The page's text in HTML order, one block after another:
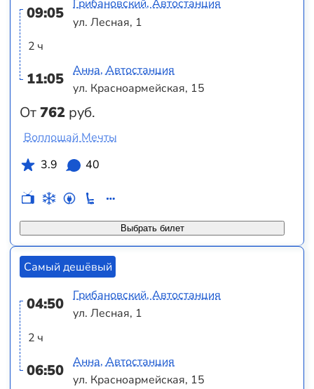
09:05
2 ч
11:05
От762 руб.
Грибановский, Автостанция
ул. Лесная, 1
Анна, Автостанция
ул. Красноармейская, 15
Выбрать билет
Воплощай Мечты
3.9
40
Самый дешёвый
04:50
2 ч
06:50
Грибановский, Автостанция
ул. Лесная, 1
Анна, Автостанция
ул. Красноармейская, 15